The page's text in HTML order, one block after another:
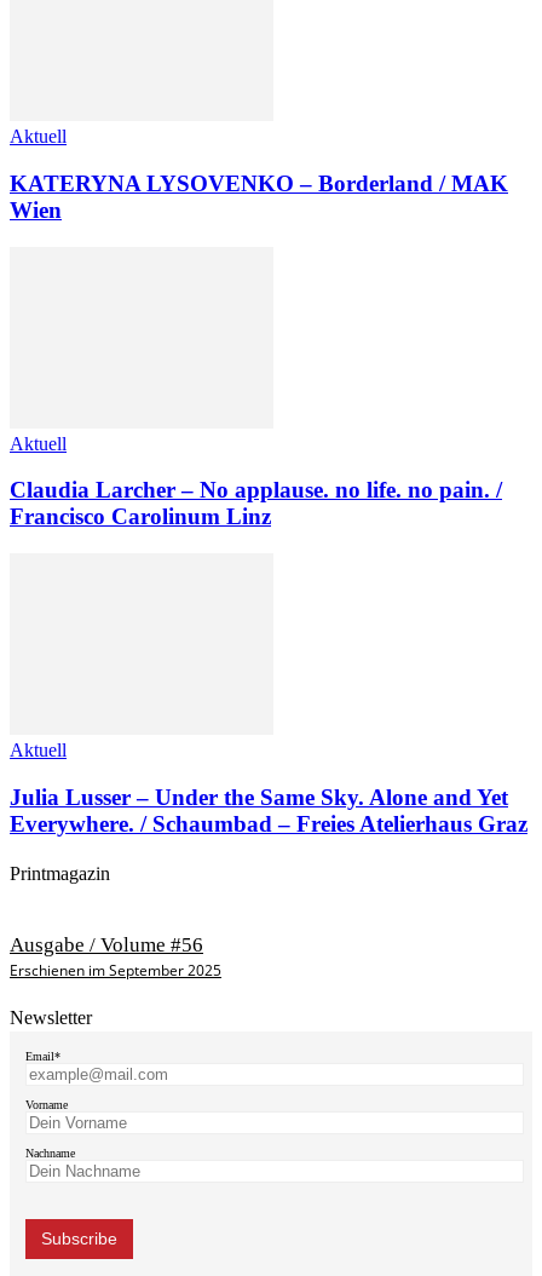
Aktuell
KATERYNA LYSOVENKO – Borderland / MAK
Wien
Aktuell
Claudia Larcher – No applause. no life. no pain. /
Francisco Carolinum Linz
Aktuell
Julia Lusser – Under the Same Sky. Alone and Yet
Everywhere. / Schaumbad – Freies Atelierhaus Graz
Printmagazin
Ausgabe / Volume #56
Erschienen im September 2025
Newsletter
Email*
Vorname
Nachname